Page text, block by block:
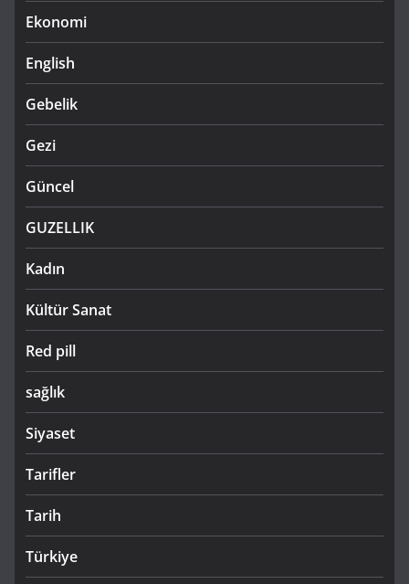
Ekonomi
English
Gebelik
Gezi
Güncel
GUZELLIK
Kadın
Kültür Sanat
Red pill
sağlık
Siyaset
Tarifler
Tarih
Türkiye